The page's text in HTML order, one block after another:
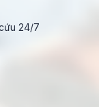
24/7